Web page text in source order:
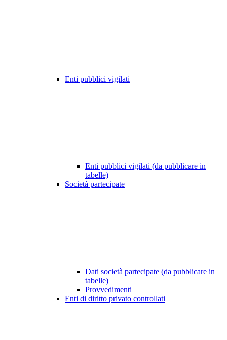
Enti pubblici vigilati
Enti pubblici vigilati (da pubblicare in
tabelle)
Società partecipate
Dati società partecipate (da pubblicare in
tabelle)
Provvedimenti
Enti di diritto privato controllati